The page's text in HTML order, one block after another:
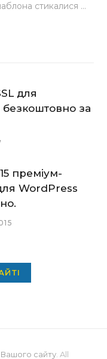
Вже кілька разів під час верстки шаблона стикалися з проблемою, коли замість контактної форми, згенерованої…
для
за
преміум-
WordPress
сайту . All